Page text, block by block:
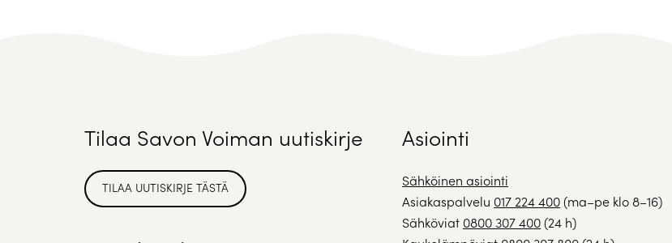
Tilaa Savon Voiman uutiskirje
TILAA UUTISKIRJE TÄSTÄ
Asiointi
Sähköinen asiointi
Asiakaspalvelu 017 224 400(ma–pe klo 8–16)
Sähköviat 0800 307 400(24 h)